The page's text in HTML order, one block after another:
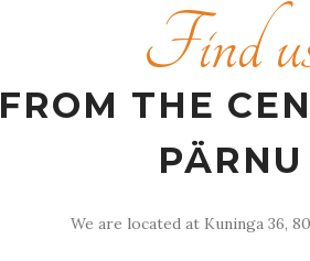
Find
FROM THE
PÄRNU
We are located at Kuninga 36,